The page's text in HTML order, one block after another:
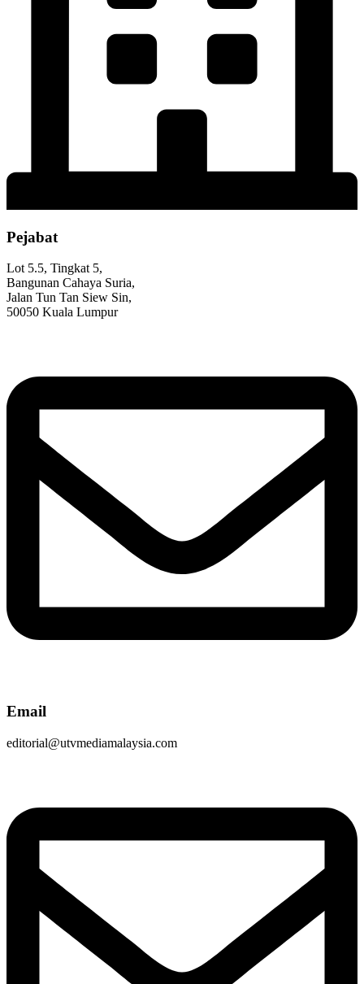
Pejabat
Lot 5.5, Tingkat 5,
Bangunan Cahaya Suria,
Jalan Tun Tan Siew Sin,
50050 Kuala Lumpur
Email
editorial@utvmediamalaysia.com